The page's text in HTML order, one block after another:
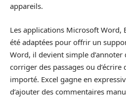
appareils.
Les applications Microsoft Word,
été adaptées pour offrir un
Word, il devient simple d’annoter
corriger des passages ou
importé. Excel gagne en
d’ajouter des commentaires